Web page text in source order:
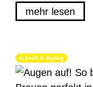
mehr lesen
Schnitt & Styling